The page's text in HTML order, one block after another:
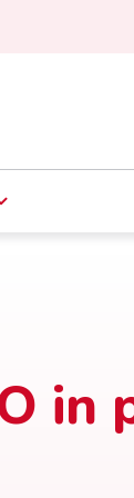
in